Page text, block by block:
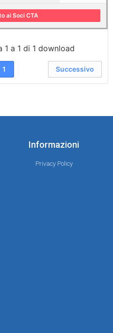
ai Soci CTA
1 a 1 di 1 download
1 Successivo
Informazioni
Privacy Policy